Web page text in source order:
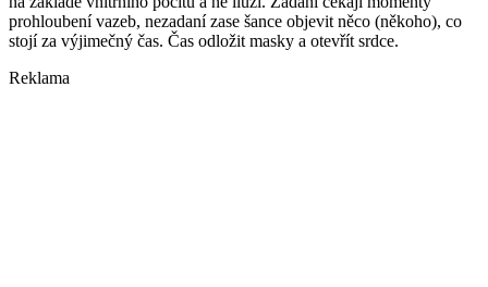
prohloubení vazeb, nezadaní zase šance objevit něco (někoho), co
stojí za výjimečný čas. Čas odložit masky a otevřít srdce.
Reklama